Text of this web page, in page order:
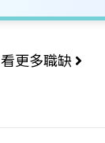
看更多職缺